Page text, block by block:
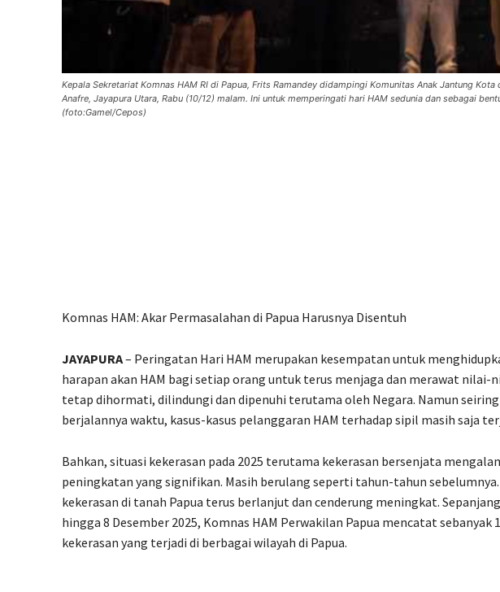
Kepala Sekretariat Komnas HAM RI di Papua, Frits Ramandey didampingi Komunitas Anak Jantung
Anafre, Jayapura Utara, Rabu (10/12) malam. Ini untuk memperingati hari HAM sedunia dan sebagai
(foto:Gamel/Cepos)
Komnas HAM: Akar Permasalahan di Papua Harusnya Disentuh
JAYAPURA– Peringatan Hari HAM merupakan kesempatan untuk
harapan akan HAM bagi setiap orang untuk terus menjaga dan merawat nilai-
tetap dihormati, dilindungi dan dipenuhi terutama oleh Negara. Namun
berjalannya waktu, kasus-kasus pelanggaran HAM terhadap sipil masih saja
Bahkan, situasi kekerasan pada 2025 terutama kekerasan bersenjata
peningkatan yang signifikan. Masih berulang seperti tahun-tahun
kekerasan di tanah Papua terus berlanjut dan cenderung meningkat.
hingga 8 Desember 2025, Komnas HAM Perwakilan Papua mencatat sebanyak
kekerasan yang terjadi di berbagai wilayah di Papua.